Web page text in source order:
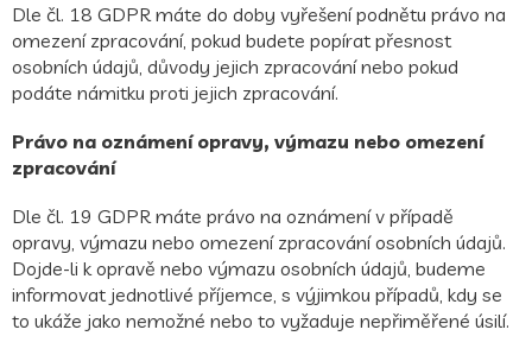
Dle čl. 18 GDPR máte do doby vyřešení podnětu právo na
omezení zpracování, pokud budete popírat přesnost
osobních údajů, důvody jejich zpracování nebo pokud
podáte námitku proti jejich zpracování.
Právo na oznámení opravy, výmazu nebo omezení
zpracování
Dle čl. 19 GDPR máte právo na oznámení v případě
opravy, výmazu nebo omezení zpracování osobních údajů.
Dojde-li k opravě nebo výmazu osobních údajů, budeme
informovat jednotlivé příjemce, s výjimkou případů, kdy se
to ukáže jako nemožné nebo to vyžaduje nepřiměřené úsilí.